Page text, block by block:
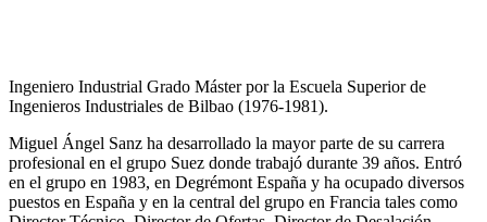
Ingeniero Industrial Grado Máster por la Escuela Superior de
Ingenieros Industriales de Bilbao (1976-1981).
Miguel Ángel Sanz ha desarrollado la mayor parte de su carrera
profesional en el grupo Suez donde trabajó durante 39 años. Entró
en el grupo en 1983, en Degrémont España y ha ocupado diversos
puestos en España y en la central del grupo en Francia tales como